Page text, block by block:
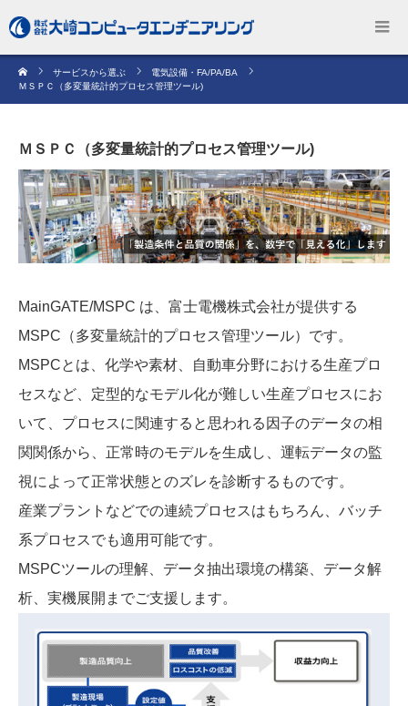
サービスから選ぶ
電気設備・FA/PA/BA
ＭＳＰＣ（多変量統計的プロセス管理ツール)
ＭＳＰＣ（多変量統計的プロセス管理ツール)
MainGATE/MSPC は、富士電機株式会社が提供する
MSPC（多変量統計的プロセス管理ツール）です。
MSPCとは、化学や素材、自動車分野における生産プロ
セスなど、定型的なモデル化が難しい生産プロセスにお
いて、プロセスに関連すると思われる因子のデータの相
関関係から、正常時のモデルを生成し、運転データの監
視によって正常状態とのズレを診断するものです。
産業プラントなどでの連続プロセスはもちろん、バッチ
系プロセスでも適用可能です。
MSPCツールの理解、データ抽出環境の構築、データ解
析、実機展開までご支援します。